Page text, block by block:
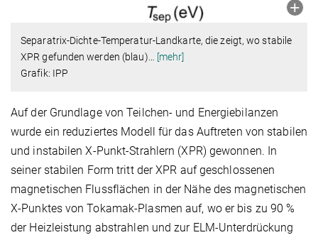
Separatrix-Dichte-Temperatur-Landkarte, die zeigt, wo stabile
XPR gefunden werden (blau)
[mehr]
Grafik: IPP
Auf der Grundlage von Teilchen- und Energiebilanzen
wurde ein reduziertes Modell für das Auftreten von stabilen
und instabilen X-Punkt-Strahlern (XPR) gewonnen. In
seiner stabilen Form tritt der XPR auf geschlossenen
magnetischen Flussflächen in der Nähe des magnetischen
X-Punktes von Tokamak-Plasmen auf, wo er bis zu 90 %
der Heizleistung abstrahlen und zur ELM-Unterdrückung